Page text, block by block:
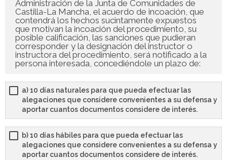
Administración de la Junta de Comunidades de
Castilla-La Mancha, el acuerdo de incoación, que
contendrá los hechos sucintamente expuestos
que motivan la incoación del procedimiento, su
posible calificación, las sanciones que pudieran
corresponder y la designación del instructor o
instructora del procedimiento, será notificado a la
persona interesada, concediéndole un plazo de:
a) 10 días naturales para que pueda efectuar las
alegaciones que considere convenientes a su defensa y
aportar cuantos documentos considere de interés.
b) 10 días hábiles para que pueda efectuar las
alegaciones que considere convenientes a su defensa y
aportar cuantos documentos considere de interés.